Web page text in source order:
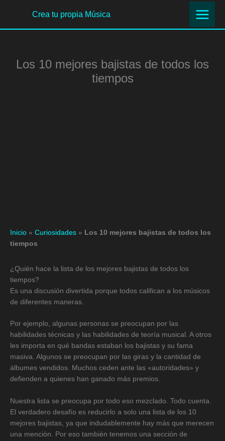
contenido
Crea tu propia Música
Los 10 mejores bajistas de todos los
tiempos
Inicio » Curiosidades » Los 10 mejores bajistas de todos los
tiempos
¿Quién hace la lista de los mejores bajistas de todos los
tiempos?
Es una discusión divertida porque todos califican a los músicos
de diferentes maneras.
Por ejemplo, algunas personas se preocupan por las
habilidades técnicas y las habilidades de teoría musical. A otros
les importa en qué bandas estaban los bajistas y su fama
masiva. Algunos se preocupan por las giras y la cantidad de
álbumes vendidos. Muchos ceden ante las «autoridades» y
defienden a quienes han ganado más premios.
Nuestra lista se preocupa por todo eso mezclado. Todo cuenta.
El verdadero desafío es reducirlo a solo una lista de los 10
mejores bajistas, ya que indudablemente hay más que merecen
una mención. Por eso también tenemos una sección de